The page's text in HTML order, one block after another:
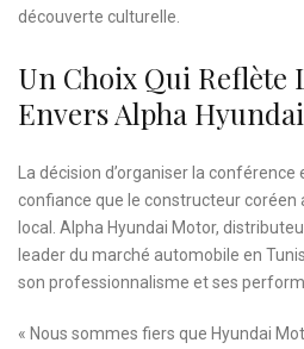
découverte culturelle.
Un Choix Qui Reflète
Envers Alpha
La décision d’organiser la
confiance que le constructeur coréen
local. Alpha Hyundai Motor,
leader du marché automobile en
son professionnalisme et ses
« Nous sommes fiers que Hyundai